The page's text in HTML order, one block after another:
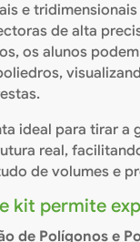
e
de alta
os alunos
ideal para tirar
real,
de volumes e
kit permite
de Polígonos e